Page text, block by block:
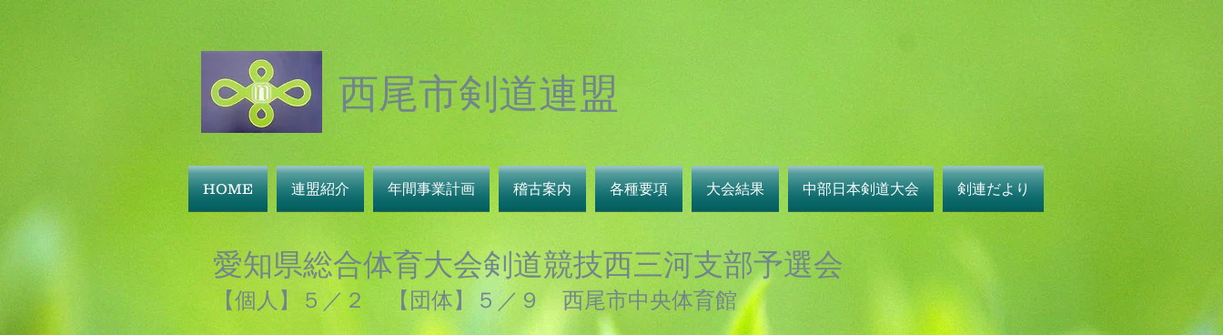
西尾市剣道連盟
HOME 連盟紹介 年間事業計画 稽古案内 各種要項 大会結果 中部日本剣道大会 剣連だより
愛知県総合体育大会剣道競技西三河支部予選会
【個人】５／２ 【団体】５／９ 西尾市中央体育館